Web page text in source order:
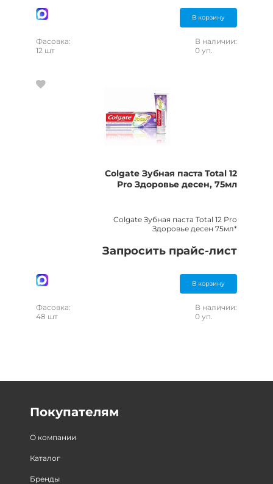
В корзину
Фасовка:
12 шт
В наличии:
0 уп.
Colgate Зубная паста Total 12
Pro Здоровье десен, 75мл
Colgate Зубная паста Total 12 Pro
Здоровье десен 75мл*
Запросить прайс-лист
В корзину
Фасовка:
48 шт
В наличии:
0 уп.
Покупателям
О компании
Каталог
Бренды